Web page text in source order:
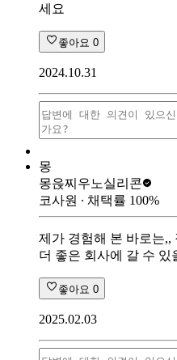
세요
좋아요 0
2024.10.31
몽
몽읁찌 우노실리콘
코사원 ∙ 채택률 100%
제가 경험해 본 바로는,,
더 좋은 회사에 갈 수
좋아요 0
2025.02.03